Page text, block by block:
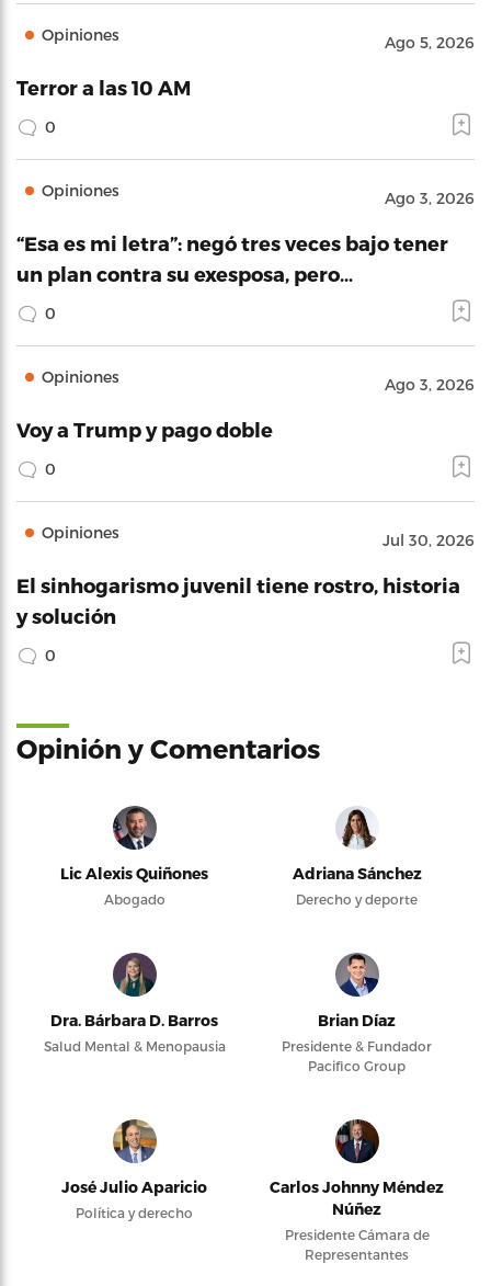
Opiniones Ago 5, 2026
Terror a las 10 AM
0
Opiniones Ago 3, 2026
“Esa es mi letra”: negó tres veces bajo tener
un plan contra su exesposa, pero…
0
Opiniones Ago 3, 2026
Voy a Trump y pago doble
0
Opiniones Jul 30, 2026
El sinhogarismo juvenil tiene rostro, historia
y solución
0
Opinión y Comentarios
Lic Alexis Quiñones
Abogado
Adriana Sánchez
Derecho y deporte
Dra. Bárbara D. Barros
Salud Mental & Menopausia
Brian Díaz
Presidente & Fundador
Pacifico Group
José Julio Aparicio
Política y derecho
Carlos Johnny Méndez
Núñez
Presidente Cámara de
Representantes